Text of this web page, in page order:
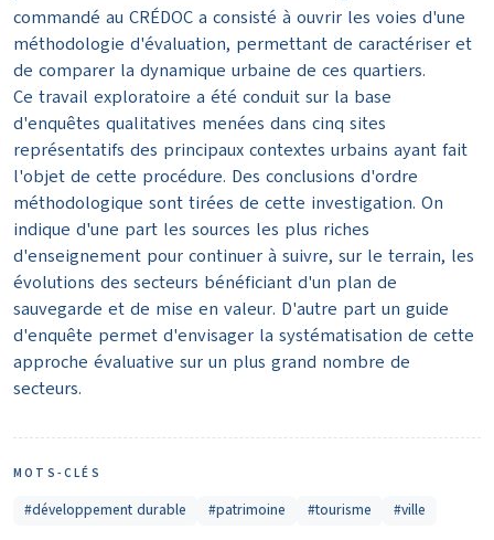
commandé au CRÉDOC a consisté à ouvrir les voies d'une
méthodologie d'évaluation, permettant de caractériser et
de comparer la dynamique urbaine de ces quartiers.
Ce travail exploratoire a été conduit sur la base
d'enquêtes qualitatives menées dans cinq sites
représentatifs des principaux contextes urbains ayant fait
l'objet de cette procédure. Des conclusions d'ordre
méthodologique sont tirées de cette investigation. On
indique d'une part les sources les plus riches
d'enseignement pour continuer à suivre, sur le terrain, les
évolutions des secteurs bénéficiant d'un plan de
sauvegarde et de mise en valeur. D'autre part un guide
d'enquête permet d'envisager la systématisation de cette
approche évaluative sur un plus grand nombre de
secteurs.
MOTS-CLÉS
#développement durable #patrimoine #tourisme #ville